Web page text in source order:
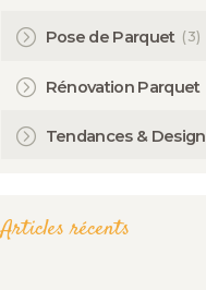
Pose de Parquet (3)
Rénovation Parquet
Tendances & Design
Articles récents